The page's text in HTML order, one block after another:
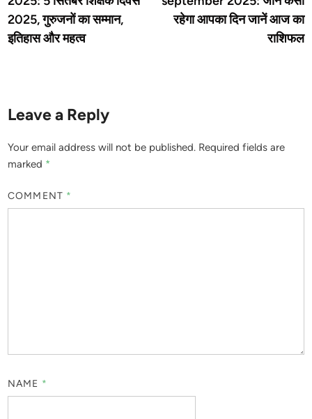
2025, गुरुजनों का सम्मान,
इतिहास और महत्व
रहेगा आपका दिन जानें आज का
राशिफल
Leave a Reply
Your email address will not be published. Required fields are
marked *
COMMENT *
NAME *